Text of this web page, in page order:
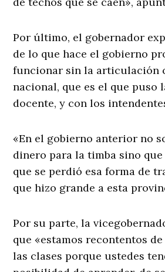
Por último, el gobernador
de lo que hace el gobierno
funcionar sin la articulación
nacional, que es el que puso
docente, y con los
«En el gobierno anterior no
dinero para la timba sino
que se perdió esa forma de
que hizo grande a esta
Por su parte, la
que «estamos recontentos
las clases porque ustedes